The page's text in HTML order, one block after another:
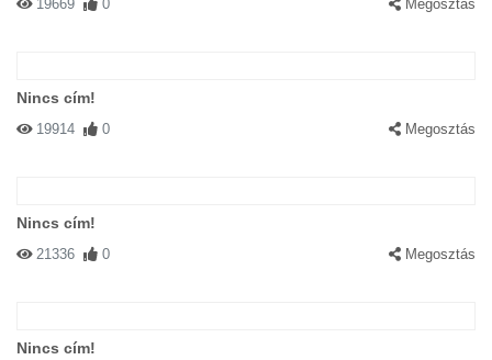
19669 0 Megosztás
Nincs cím!
19914 0 Megosztás
Nincs cím!
21336 0 Megosztás
Nincs cím!